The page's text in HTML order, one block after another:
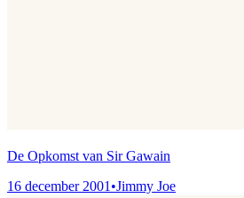
De Opkomst van Sir Gawain
16 december 2001 •Jimmy Joe